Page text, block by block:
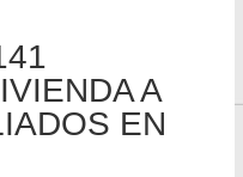
A
EN